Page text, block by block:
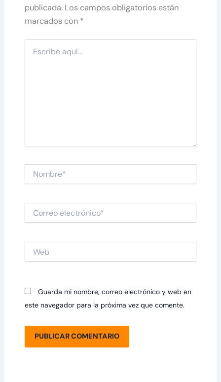
publicada. Los campos obligatorios están
marcados con *
aquí...
Nombre*
electrónico*
Guarda mi nombre, correo electrónico y web en
este navegador para la próxima vez que comente.